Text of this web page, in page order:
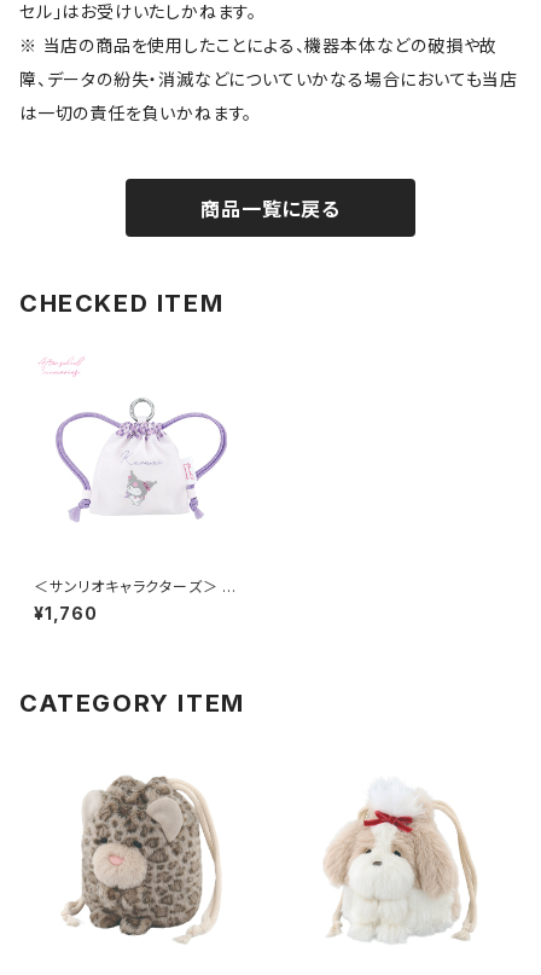
セル」はお受けいたしかねます。
※ 当店の商品を使用したことによる、機器本体などの破損や故
障、データの紛失・消滅などについていかなる場合においても当店
は一切の責任を負いかねます。
商品一覧に戻る
CHECKED ITEM
＜サンリオキャラクターズ＞ ミ
ニナップサック（カラビナ付き） ク
ロミ LSR-P012-B
¥1,760
CATEGORY ITEM